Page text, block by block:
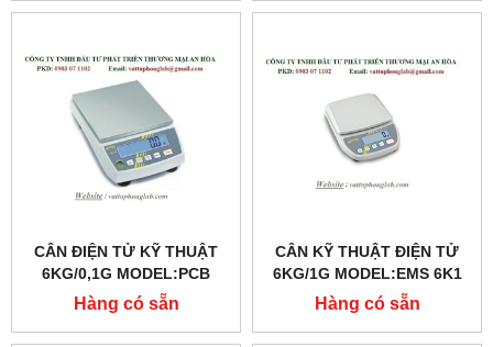
CÂN ĐIỆN TỬ KỸ THUẬT
6KG/0,1G MODEL:PCB
6000-1
Hàng có sẵn
CÂN KỸ THUẬT ĐIỆN TỬ
6KG/1G MODEL:EMS 6K1
Hàng có sẵn